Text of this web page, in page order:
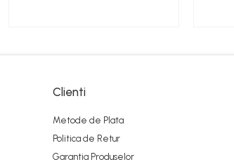
Clienti
Metode de Plata
Politica de Retur
Garantia Produselor